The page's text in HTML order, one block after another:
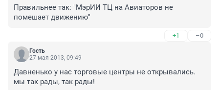
Правильнее так: "МэрИИ ТЦ на Авиаторов не
помешает движению"
+1 –0
Гость
27 мая 2013, 09:49
Давненько у нас торговые центры не открывались.
мы так рады, так рады!